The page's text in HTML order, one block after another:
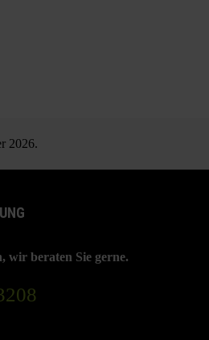
2026.
wir beraten Sie gerne.